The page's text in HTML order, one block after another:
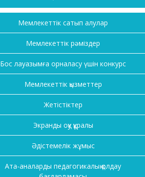
Мемлекеттік сатып алулар
Мемлекеттік рәміздер
Бос лауазымға орналасу үшін конкурс
Мемлекеттік қызметтер
Жетістіктер
Экранды оқу құралы
Әдістемелік жұмыс
Ата-аналарды педагогикалық қолдау